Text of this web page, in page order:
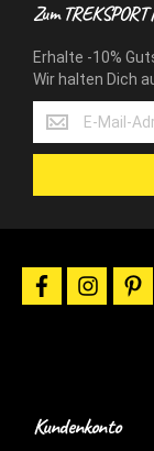
Zum
Erhalte -10%
Wir halten Dich
Erhalte
-10%
Gutscheincodes,
&
E-
Mail.
Wir
Laufenden.
facebookinstagram
Kundenkonto